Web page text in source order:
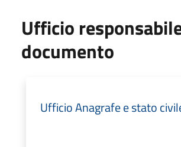
Ufficio
documento
Ufficio Anagrafe e stato